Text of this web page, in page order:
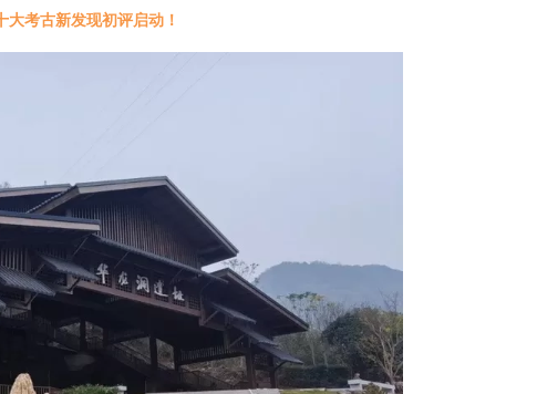
大考古新发现初评启动！